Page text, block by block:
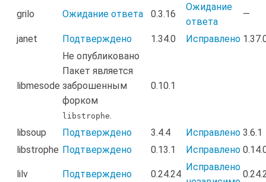
grilo Ожидание ответа 0.3.16
Ожидание
ответа
—
janet Подтверждено 1.34.0 Исправлено
libmesode
Не опубликовано
Пакет является
заброшенным
форком
libstrophe.
0.10.1
libsoup Подтверждено 3.4.4 Исправлено 3.6.1
libstrophe Подтверждено 0.13.1 Исправлено
lilv Подтверждено 0.24.24
Исправлено